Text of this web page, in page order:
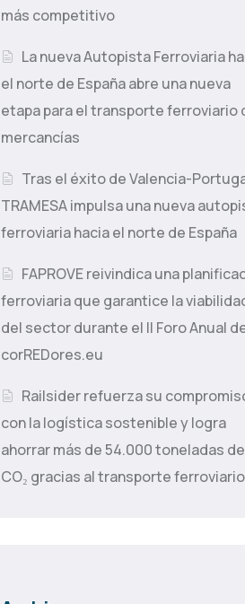
más competitivo
La nueva Autopista Ferroviaria
el norte de España abre una nueva
etapa para el transporte ferroviario
mercancías
Tras el éxito de Valencia-
TRAMESA impulsa una nueva
ferroviaria hacia el norte de España
FAPROVE reivindica una
ferroviaria que garantice la
del sector durante el II Foro Anual
corREDores.eu
Railsider refuerza su
con la logística sostenible y logra
ahorrar más de 54.000 toneladas de
CO₂ gracias al transporte ferroviario